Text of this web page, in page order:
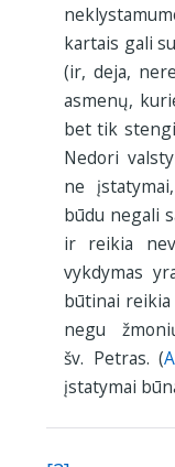
kartais gali
(ir, deja,
asmenų,
bet tik
Nedori
ne
būdu negali
ir reikia
vykdymas
būtinai reikia
negu
šv. Petras. (
įstatymai